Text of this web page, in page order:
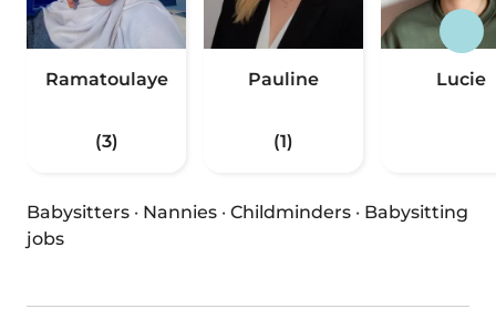
Ramatoulaye
(3)
Pauline
(1)
Lucie
Babysitters · Nannies · Childminders · Babysitting
jobs